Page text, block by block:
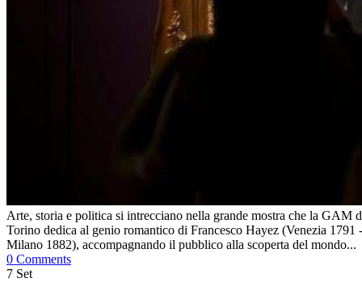
Arte, storia e politica si intrecciano nella grande mostra che la GAM
Torino dedica al genio romantico di Francesco Hayez (Venezia 1791 -
Milano 1882), accompagnando il pubblico alla scoperta del mondo...
0 Comments
7 Set